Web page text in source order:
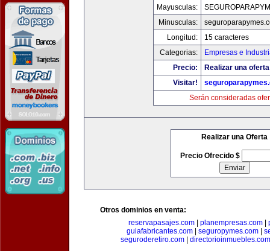
Mayusculas:
Minusculas:
Longitud:
15 caracteres
Categorias:
Empresas e
Precio:
Realizar una
Visitar!
Serán consideradas
Realizar una Oferta
Precio Ofrecido $
Otros dominios en venta:
reservapasajes.com
planempresas.com
guiafabricantes.com| seguropymes.com|
seguroderetiro.com| directorioinmuebles.com